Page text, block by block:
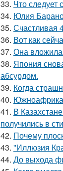
33. Что следует
34. Юлия
35. Счастливая
36. Вот как
37. Она вложила
38. Япония
абсурдом.
39. Когда
40.
41. В
получились в
42. Почему
43. "Иллюзия
44. До выхода